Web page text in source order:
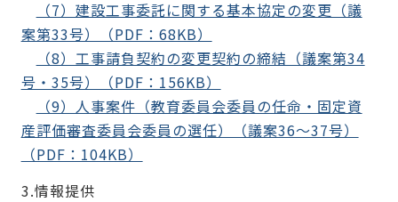
（7）建設工事委託に関する基本協定の変更（議
案第33号）（PDF：68KB）
（8）工事請負契約の変更契約の締結（議案第34
号・35号）（PDF：156KB）
（9）人事案件（教育委員会委員の任命・固定資
産評価審査委員会委員の選任）（議案36～37号）
（PDF：104KB）
3.情報提供